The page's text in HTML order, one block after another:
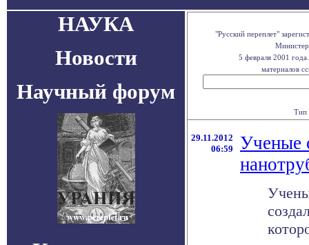
НАУКА
Новости
Научный форум
"Русский переплет"
5 февраля 2001
материалов
Тип
29.11.2012
06:59
Ученые